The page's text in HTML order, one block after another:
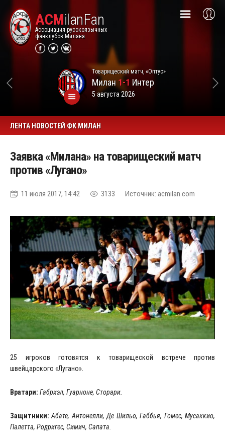
ACMilanFan
Ассоциация русскоязычных
фанклубов Милана
Товарищеский матч, «Оптус»
Милан1-1 Интер
5 августа 2026
ЛЕНТА НОВОСТЕЙ ФК МИЛАН
Заявка «Милана» на товарищеский матч
против «Лугано»
11 июля 2017, 14:42 3133 Источник: acmilan.com
25 игроков готовятся к товарищеской встрече против
швейцарского «Лугано».
Вратари: Габриэл, Гуарноне, Сторари.
Защитники: Абате, Антонелли, Де Шильо, Габбья, Гомес, Мусаккио,
Палетта, Родригес, Симич, Сапата.